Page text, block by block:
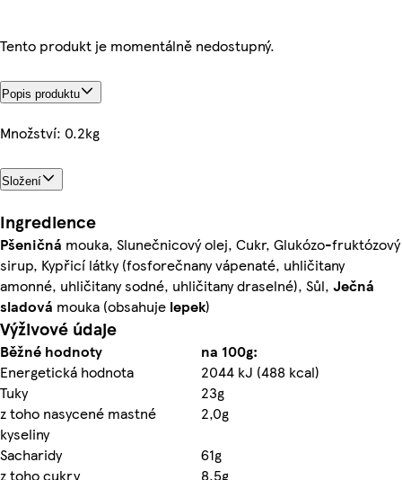
Tento produkt je momentálně nedostupný.
Popis produktu
Množství: 0.2kg
Složení
Ingredience
Pšeničná mouka, Slunečnicový olej, Cukr, Glukózo-fruktózový
sirup, Kypřicí látky (fosforečnany vápenaté, uhličitany
amonné, uhličitany sodné, uhličitany draselné), Sůl, Ječná
sladová mouka (obsahuje lepek)
Výživové údaje
Běžné hodnoty
na 100g:
Energetická hodnota
2044 kJ (488 kcal)
Tuky
23g
z toho nasycené mastné
kyseliny
2,0g
Sacharidy
61g
z toho cukry
8,5g